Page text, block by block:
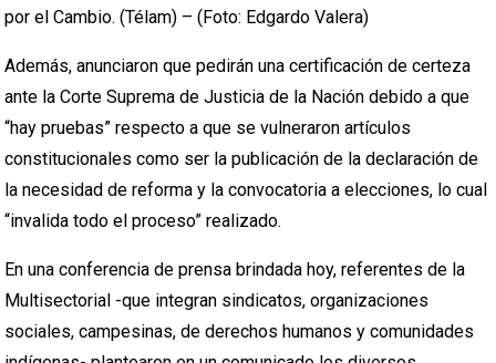
por el Cambio. (Télam) – (Foto: Edgardo Valera)
Además, anunciaron que pedirán una certificación de certeza
ante la Corte Suprema de Justicia de la Nación debido a que
“hay pruebas” respecto a que se vulneraron artículos
constitucionales como ser la publicación de la declaración de
la necesidad de reforma y la convocatoria a elecciones, lo cual
“invalida todo el proceso” realizado.
En una conferencia de prensa brindada hoy, referentes de la
Multisectorial -que integran sindicatos, organizaciones
sociales, campesinas, de derechos humanos y comunidades